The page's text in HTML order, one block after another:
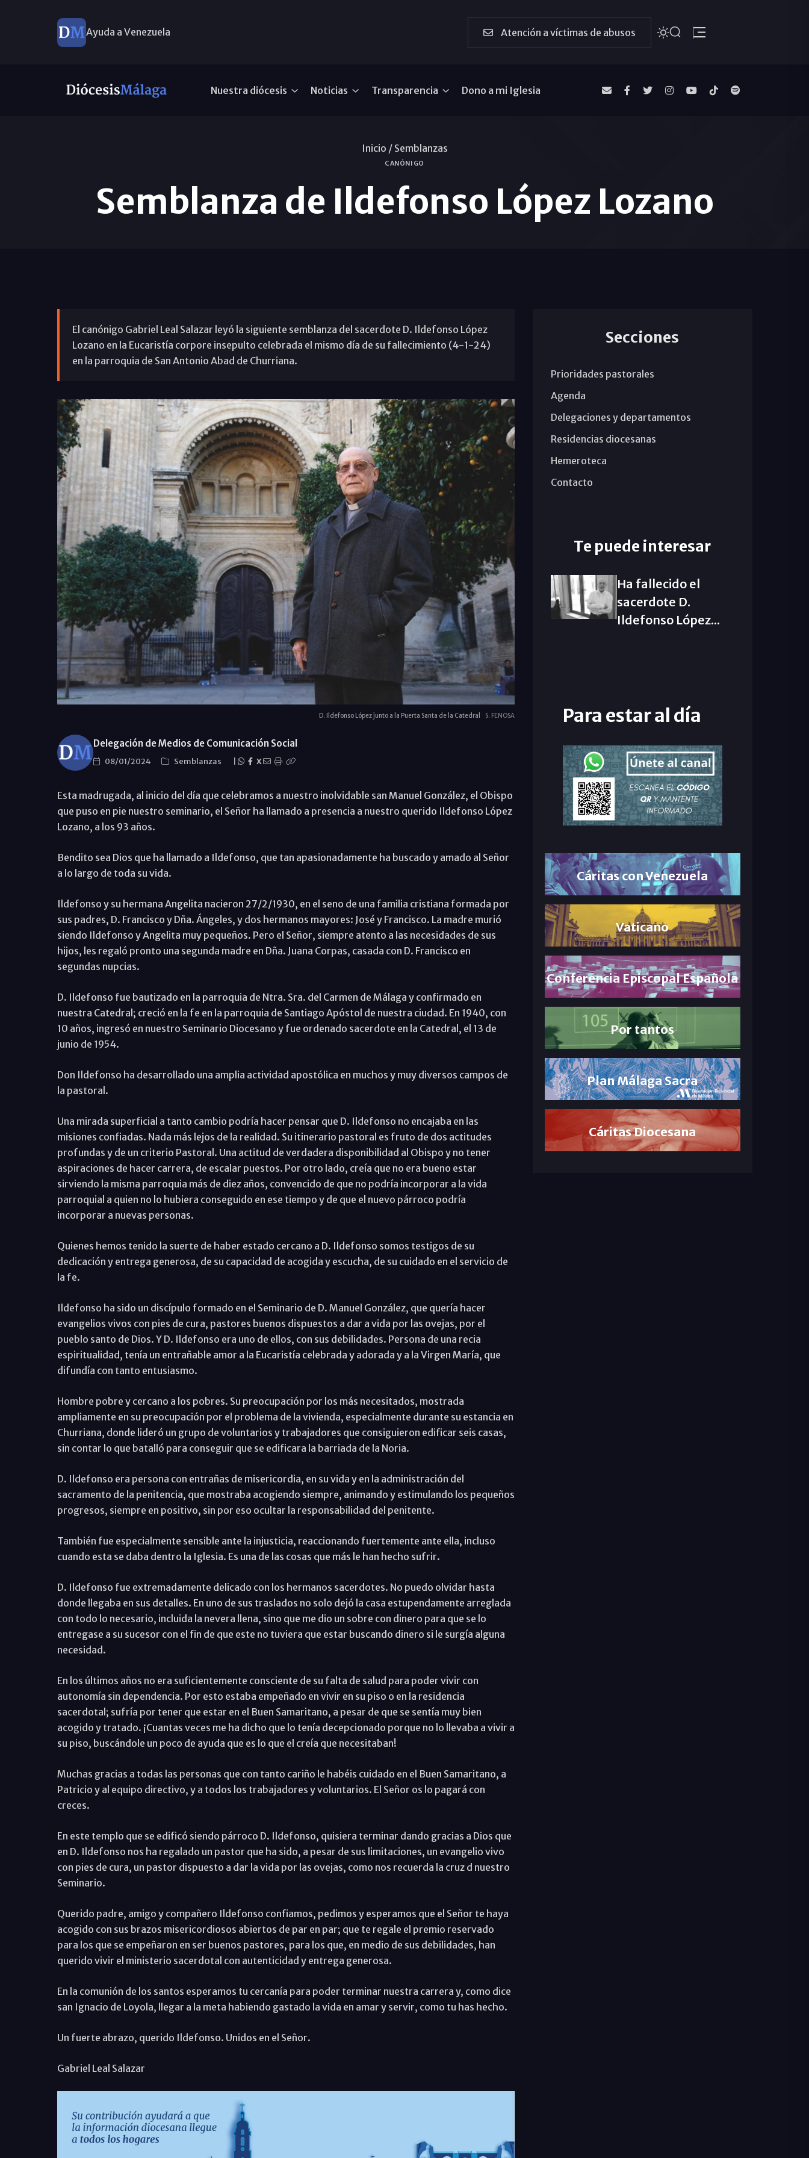
Ayuda a Venezuela Atención a víctimas de abusos
Nuestra diócesis Noticias Transparencia Dono a mi Iglesia
Inicio / Semblanzas
CANÓNIGO
Semblanza de Ildefonso López Lozano
El canónigo Gabriel Leal Salazar leyó la siguiente semblanza del sacerdote D. Ildefonso López
Lozano en la Eucaristía corpore insepulto celebrada el mismo día de su fallecimiento (4-1-24)
en la parroquia de San Antonio Abad de Churriana.
D. Ildefonso López junto a la Puerta Santa de la Catedral S. FENOSA
Delegación de Medios de Comunicación Social
08/01/2024 Semblanzas X
Esta madrugada, al inicio del día que celebramos a nuestro inolvidable san Manuel González, el Obispo
que puso en pie nuestro seminario, el Señor ha llamado a presencia a nuestro querido Ildefonso López
Lozano, a los 93 años.
Bendito sea Dios que ha llamado a Ildefonso, que tan apasionadamente ha buscado y amado al Señor
a lo largo de toda su vida.
Ildefonso y su hermana Angelita nacieron 27/2/1930, en el seno de una familia cristiana formada por
sus padres, D. Francisco y Dña. Ángeles, y dos hermanos mayores: José y Francisco. La madre murió
siendo Ildefonso y Angelita muy pequeños. Pero el Señor, siempre atento a las necesidades de sus
hijos, les regaló pronto una segunda madre en Dña. Juana Corpas, casada con D. Francisco en
segundas nupcias.
D. Ildefonso fue bautizado en la parroquia de Ntra. Sra. del Carmen de Málaga y confirmado en
nuestra Catedral; creció en la fe en la parroquia de Santiago Apóstol de nuestra ciudad. En 1940, con
10 años, ingresó en nuestro Seminario Diocesano y fue ordenado sacerdote en la Catedral, el 13 de
junio de 1954.
Don Ildefonso ha desarrollado una amplia actividad apostólica en muchos y muy diversos campos de
la pastoral.
Una mirada superficial a tanto cambio podría hacer pensar que D. Ildefonso no encajaba en las
misiones confiadas. Nada más lejos de la realidad. Su itinerario pastoral es fruto de dos actitudes
profundas y de un criterio Pastoral. Una actitud de verdadera disponibilidad al Obispo y no tener
aspiraciones de hacer carrera, de escalar puestos. Por otro lado, creía que no era bueno estar
sirviendo la misma parroquia más de diez años, convencido de que no podría incorporar a la vida
parroquial a quien no lo hubiera conseguido en ese tiempo y de que el nuevo párroco podría
incorporar a nuevas personas.
Quienes hemos tenido la suerte de haber estado cercano a D. Ildefonso somos testigos de su
dedicación y entrega generosa, de su capacidad de acogida y escucha, de su cuidado en el servicio de
la fe.
Ildefonso ha sido un discípulo formado en el Seminario de D. Manuel González, que quería hacer
evangelios vivos con pies de cura, pastores buenos dispuestos a dar a vida por las ovejas, por el
pueblo santo de Dios. Y D. Ildefonso era uno de ellos, con sus debilidades. Persona de una recia
espiritualidad, tenía un entrañable amor a la Eucaristía celebrada y adorada y a la Virgen María, que
difundía con tanto entusiasmo.
Hombre pobre y cercano a los pobres. Su preocupación por los más necesitados, mostrada
ampliamente en su preocupación por el problema de la vivienda, especialmente durante su estancia en
Churriana, donde lideró un grupo de voluntarios y trabajadores que consiguieron edificar seis casas,
sin contar lo que batalló para conseguir que se edificara la barriada de la Noria.
D. Ildefonso era persona con entrañas de misericordia, en su vida y en la administración del
sacramento de la penitencia, que mostraba acogiendo siempre, animando y estimulando los pequeños
progresos, siempre en positivo, sin por eso ocultar la responsabilidad del penitente.
También fue especialmente sensible ante la injusticia, reaccionando fuertemente ante ella, incluso
cuando esta se daba dentro la Iglesia. Es una de las cosas que más le han hecho sufrir.
D. Ildefonso fue extremadamente delicado con los hermanos sacerdotes. No puedo olvidar hasta
donde llegaba en sus detalles. En uno de sus traslados no solo dejó la casa estupendamente arreglada
con todo lo necesario, incluida la nevera llena, sino que me dio un sobre con dinero para que se lo
entregase a su sucesor con el fin de que este no tuviera que estar buscando dinero si le surgía alguna
necesidad.
En los últimos años no era suficientemente consciente de su falta de salud para poder vivir con
autonomía sin dependencia. Por esto estaba empeñado en vivir en su piso o en la residencia
sacerdotal; sufría por tener que estar en el Buen Samaritano, a pesar de que se sentía muy bien
acogido y tratado. ¡Cuantas veces me ha dicho que lo tenía decepcionado porque no lo llevaba a vivir a
su piso, buscándole un poco de ayuda que es lo que el creía que necesitaban!
Muchas gracias a todas las personas que con tanto cariño le habéis cuidado en el Buen Samaritano, a
Patricio y al equipo directivo, y a todos los trabajadores y voluntarios. El Señor os lo pagará con
creces.
En este templo que se edificó siendo párroco D. Ildefonso, quisiera terminar dando gracias a Dios que
en D. Ildefonso nos ha regalado un pastor que ha sido, a pesar de sus limitaciones, un evangelio vivo
con pies de cura, un pastor dispuesto a dar la vida por las ovejas, como nos recuerda la cruz d nuestro
Seminario.
Querido padre, amigo y compañero Ildefonso confiamos, pedimos y esperamos que el Señor te haya
acogido con sus brazos misericordiosos abiertos de par en par; que te regale el premio reservado
para los que se empeñaron en ser buenos pastores, para los que, en medio de sus debilidades, han
querido vivir el ministerio sacerdotal con autenticidad y entrega generosa.
En la comunión de los santos esperamos tu cercanía para poder terminar nuestra carrera y, como dice
san Ignacio de Loyola, llegar a la meta habiendo gastado la vida en amar y servir, como tu has hecho.
Un fuerte abrazo, querido Ildefonso. Unidos en el Señor.
Gabriel Leal Salazar
Secciones
Prioridades pastorales
Agenda
Delegaciones y departamentos
Residencias diocesanas
Hemeroteca
Contacto
Te puede interesar
Ha fallecido el
sacerdote D.
Ildefonso López...
Para estar al día
Cáritas con Venezuela
Vaticano
Conferencia Episcopal Española
Por tantos
Plan Málaga Sacra
Cáritas Diocesana